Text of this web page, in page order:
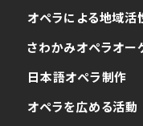
オペラによる地域活
さわかみオペラオー
日本語オペラ制作
オペラを広める活動